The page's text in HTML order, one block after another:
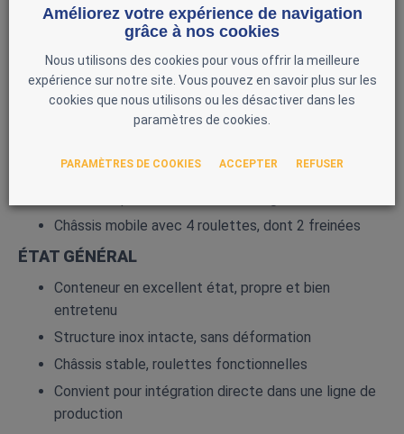
Marque : AZO
Modèle : D1200
Année : 2002
Capacité : 1200 L
Diamètre : 1100 mm
Structure inox haute résistance
Châssis mobile avec 4 roulettes, dont 2 freinées
ÉTAT GÉNÉRAL
Conteneur en excellent état, propre et bien
entretenu
Structure inox intacte, sans déformation
Châssis stable, roulettes fonctionnelles
Convient pour intégration directe dans une ligne de
production
Améliorez votre expérience de navigation
grâce à nos cookies
Nous utilisons des cookies pour vous offrir la meilleure
expérience sur notre site. Vous pouvez en savoir plus sur les
cookies que nous utilisons ou les désactiver dans les
paramètres de cookies.
PARAMÈTRES DE COOKIES ACCEPTER REFUSER